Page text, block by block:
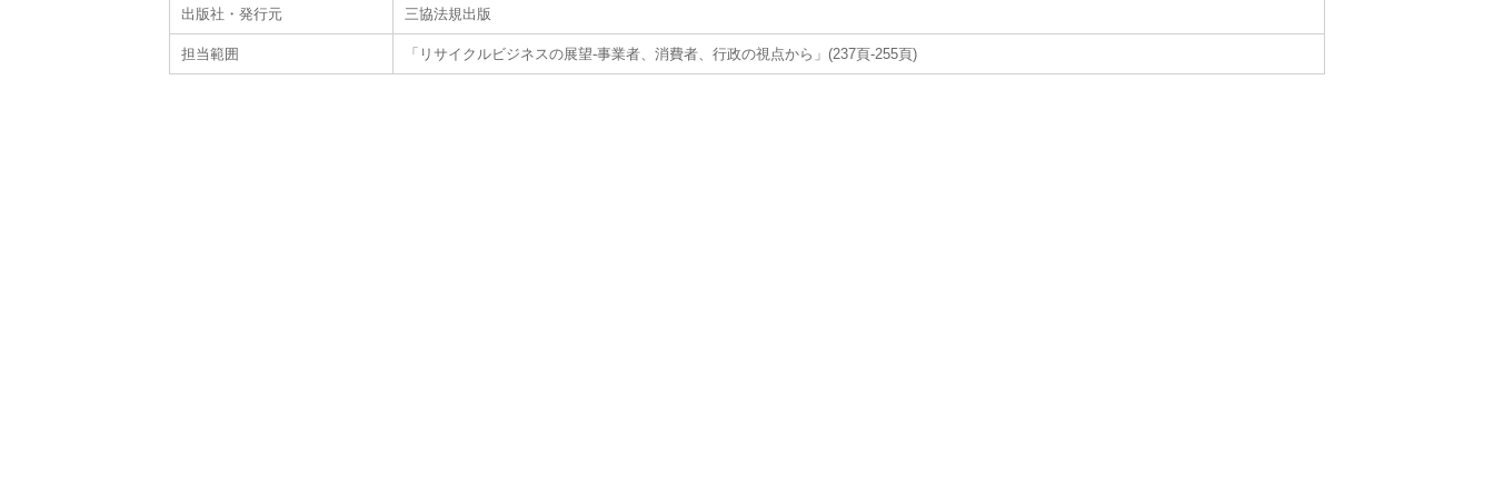
出版社・発行元 三協法規出版
担当範囲 「リサイクルビジネスの展望-事業者、消費者、行政の視点から」(237頁-255頁)